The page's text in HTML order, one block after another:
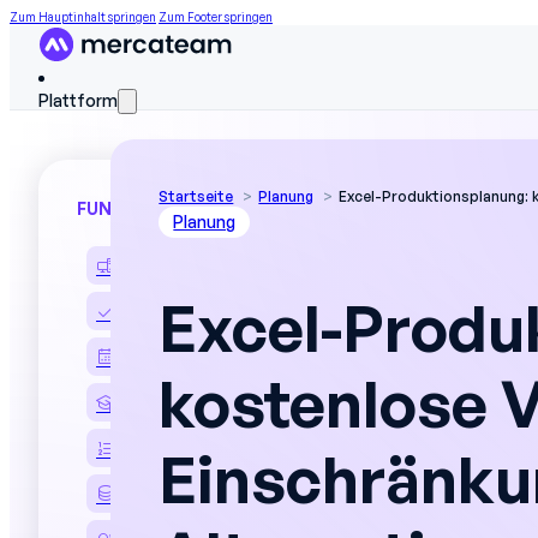
Zum Hauptinhalt springen Zum Footer springen
Plattform
FUNKTIONEN
Kompetenzmatrix
Einsatzplanung
Ausbildung der Bediener
Anweisungen an den Posten
Felddaten
Startseite Planung Excel-Produktionsplanung:
Planung
Excel-
kostenlose